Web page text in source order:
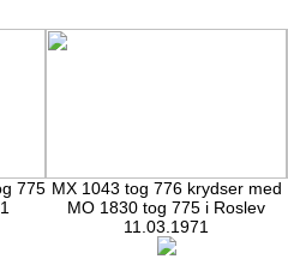
775 MX 1043 tog 776 krydser med
MO 1830 tog 775 i Roslev
11.03.1971